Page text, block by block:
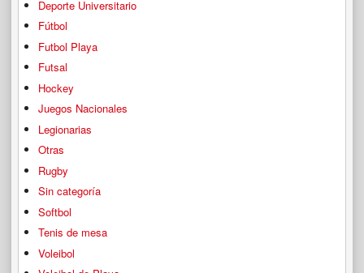
Deporte Universitario
Fútbol
Futbol Playa
Futsal
Hockey
Juegos Nacionales
Legionarias
Otras
Rugby
Sin categoría
Softbol
Tenis de mesa
Voleibol